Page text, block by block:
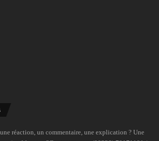
réaction, un commentaire, une explication ? Une